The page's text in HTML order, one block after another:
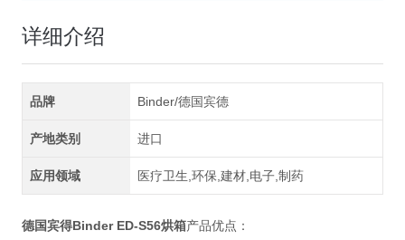
详细介绍
品牌 Binder/德国宾德
产地类别 进口
应用领域 医疗卫生,环保,建材,电子,制药
德国宾得Binder ED-S56烘箱产品优点：